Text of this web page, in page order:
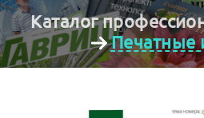
Каталог
Печатные